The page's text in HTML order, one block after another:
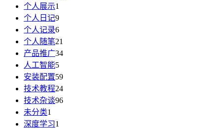
个人展示1
个人日记9
个人记录6
个人随笔21
产品推广34
人工智能5
安装配置59
技术教程24
技术杂谈96
未分类1
深度学习1